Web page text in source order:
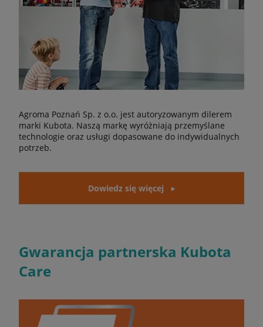
Agroma Poznań Sp. z o.o. jest autoryzowanym dilerem
marki Kubota. Naszą markę wyróżniają przemyślane
technologie oraz usługi dopasowane do indywidualnych
potrzeb.
Dowiedz się więcej
Gwarancja partnerska Kubota
Care